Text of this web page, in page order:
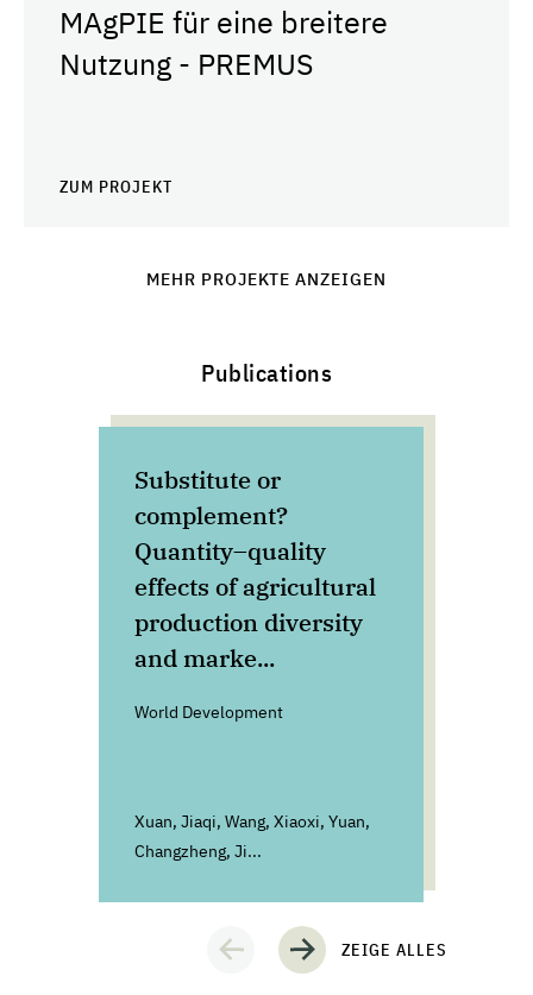
MAgPIE für eine breitere
Nutzung - PREMUS
ZUM PROJEKT
MEHR PROJEKTE ANZEIGEN
Publications
Substitute or
complement?
Quantity–quality
effects of agricultural
production diversity
and marke...
World Development
Xuan, Jiaqi, Wang, Xiaoxi, Yuan,
Changzheng, Ji...
ZEIGE ALLES